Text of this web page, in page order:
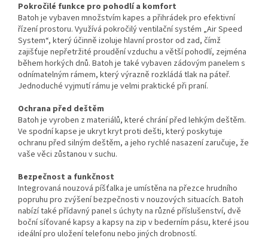
Pokročilé funkce pro pohodlí a komfort
Batoh je vybaven množstvím kapes a přihrádek pro efektivní
řízení prostoru. Využívá pokročilý ventilační systém „Air Speed ​​
System“, který účinně izoluje hlavní prostor od zad, čímž
zajišťuje nepřetržité proudění vzduchu a větší pohodlí, zejména
během horkých dnů. Batoh je také vybaven zádovým panelem s
odnímatelným rámem, který výrazně rozkládá tlak na páteř.
Jednoduché vyjmutí rámu je velmi praktické při praní.
Ochrana před deštěm
Batoh je vyroben z materiálů, které chrání před lehkým deštěm.
Ve spodní kapse je ukryt kryt proti dešti, který poskytuje
ochranu před silným deštěm, a jeho rychlé nasazení zaručuje, že
vaše věci zůstanou v suchu.
Bezpečnost a funkčnost
Integrovaná nouzová píšťalka je umístěna na přezce hrudního
popruhu pro zvýšení bezpečnosti v nouzových situacích. Batoh
nabízí také přídavný panel s úchyty na různé příslušenství, dvě
boční síťované kapsy a kapsy na zip v bederním pásu, které jsou
ideální pro uložení telefonu nebo jiných drobností.